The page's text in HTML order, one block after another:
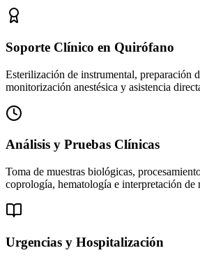
Soporte Clínico en Quirófano
Esterilización de instrumental, preparación
monitorización anestésica y asistencia
Análisis y Pruebas Clínicas
Toma de muestras biológicas,
coprología, hematología e interpretación de
Urgencias y Hospitalización